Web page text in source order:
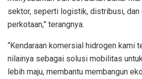
sektor, seperti logistik, distribusi,
perkotaan,” terangnya.
“Kendaraan komersial hidrogen kami
nilainya sebagai solusi mobilitas
lebih maju, membantu membangun